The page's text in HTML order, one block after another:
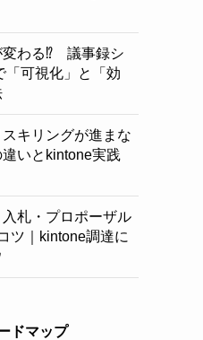
変わる⁉ 議事録シ
「可視化」と「効
キリングが進まな
いとkintone実践
入札・プロポーザル
ツ｜kintone調達に
ドマップ